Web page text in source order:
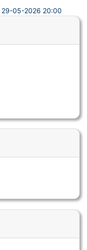
29-05-2026 20:00